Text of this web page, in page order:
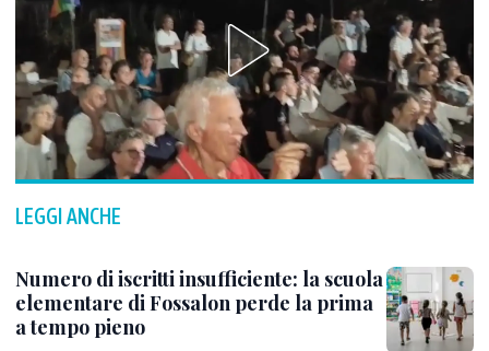
LEGGI ANCHE
Numero di iscritti insufficiente: la scuola
elementare di Fossalon perde la prima
a tempo pieno